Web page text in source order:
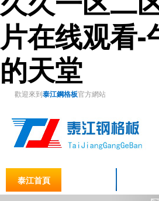
片在线观看
的天堂
歡迎來到泰江鋼格板官方網站
泰江首頁